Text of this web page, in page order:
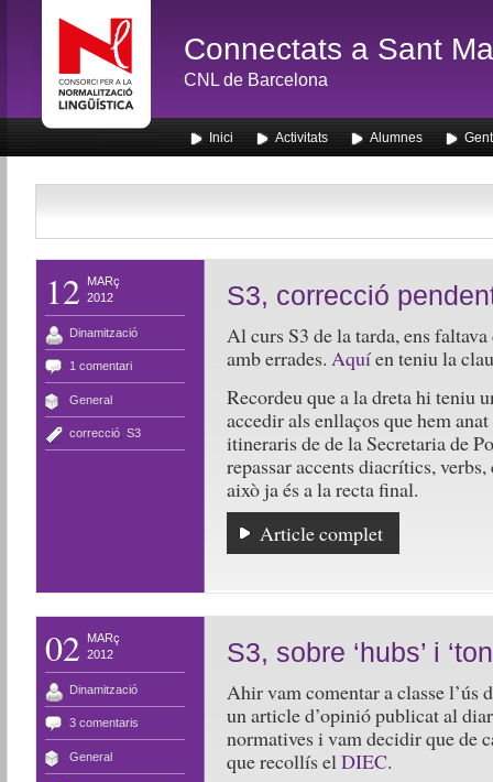
Connectats a Sant
CNL de Barcelona
Inici Activitats Alumnes
12
MARç
2012
Dinamització
1 comentari
General
correcció, S3
S3, correcció
Al curs S3 de la tarda, ens
amb errades. Aquíen teniu la
Recordeu que a la dreta hi teniu
accedir als enllaços que hem
itineraris de de la Secretaria de
repassar accents diacrítics,
això ja és a la recta final.
Article complet
02
MARç
2012
Dinamització
3 comentaris
General
S3, sobre ‘hubs’ i
Ahir vam comentar a classe l’ús
un article d’opinió publicat al
normatives i vam decidir que de
que recollís elDIEC.